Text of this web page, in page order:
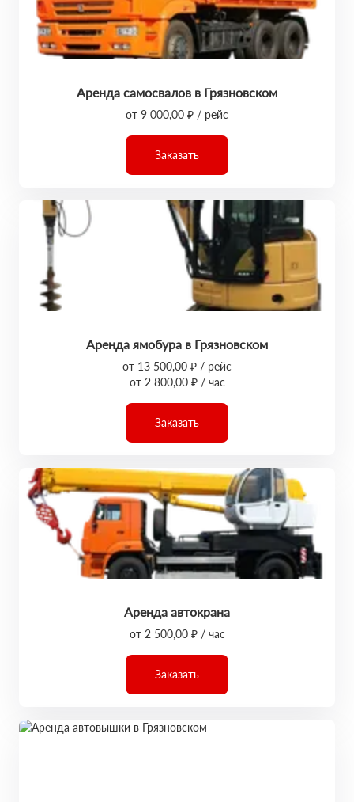
Аренда самосвалов в Грязновском
от 9 000,00 ₽ / рейс
Заказать
Аренда ямобура в Грязновском
от 13 500,00 ₽ / рейс
от 2 800,00 ₽ / час
Заказать
Аренда автокрана
от 2 500,00 ₽ / час
Заказать